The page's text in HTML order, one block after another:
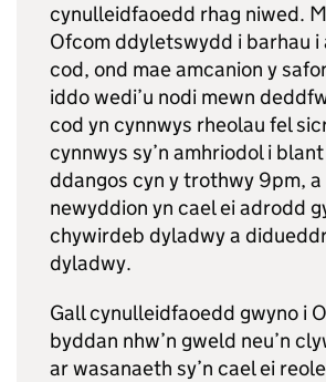
cynulleidfaoedd rhag niwed.
Ofcom ddyletswydd i barhau i
cod, ond mae amcanion y
iddo wedi’u nodi mewn
cod yn cynnwys rheolau fel
cynnwys sy’n amhriodol i
ddangos cyn y trothwy 9pm, a
newyddion yn cael ei adrodd
chywirdeb dyladwy a
dyladwy.
Gall cynulleidfaoedd gwyno i
byddan nhw’n gweld neu’n
ar wasanaeth sy’n cael ei